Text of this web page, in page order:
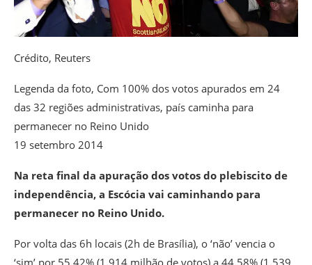
Crédito, Reuters
Legenda da foto, Com 100% dos votos apurados em 24
das 32 regiões administrativas, país caminha para
permanecer no Reino Unido
19 setembro 2014
Na reta final da apuração dos votos do plebiscito de
independência, a Escócia vai caminhando para
permanecer no Reino Unido.
Por volta das 6h locais (2h de Brasília), o ‘não’ vencia o
‘sim’ por 55,42% (1,914 milhão de votos) a 44,58% (1,539